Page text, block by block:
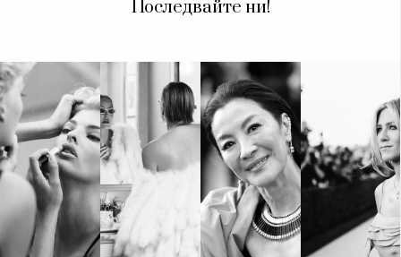
Последвайте ни!
Wine&Dine
Подкасти
Мода
Dialogue
Изкуство
Красота
Цветно
Гурме
Пътувай
Wellness
Условия за
ползване
За нас
Реклама
Политика за
поверителност
ModerenDom